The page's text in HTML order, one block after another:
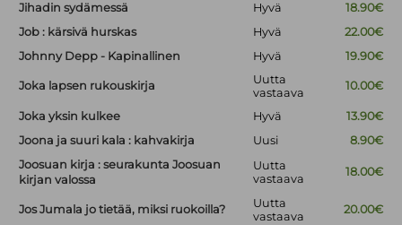
Jihadin sydämessä Hyvä
18.90€
Job : kärsivä hurskas
Hyvä
22.00€
Johnny Depp - Kapinallinen
Hyvä 19.90€
Joka lapsen rukouskirja
Uutta
vastaava
10.00€
Joka yksin kulkee Hyvä
13.90€
Joona ja suuri kala : kahvakirja
Uusi
8.90€
Joosuan kirja : seurakunta Joosuan
kirjan valossa
Uutta
vastaava
18.00€
Jos Jumala jo tietää, miksi ruokoilla?
Uutta
vastaava
20.00€